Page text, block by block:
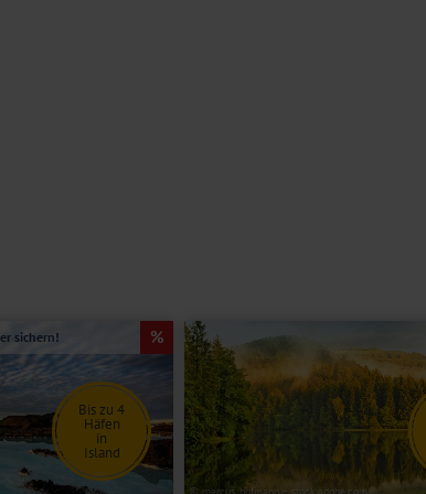
Bis zu 4
Häfen
in
Island
sichern!
© marcus_hofmann – stock.adobe.com